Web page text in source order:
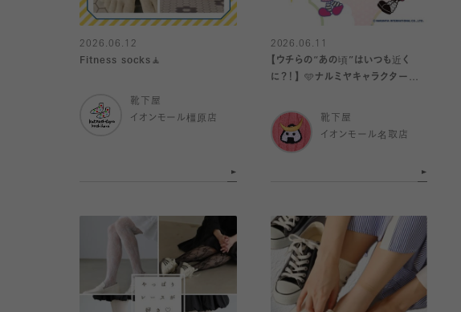
2026.06.12
Fitness socks🧘
靴下屋
イオンモール橿原店
2026.06.11
【ウチらの“あの頃”はいつも近く
に？！】 🩵ナルミヤキャラクターズ×
靴下屋
イオンモール名取店